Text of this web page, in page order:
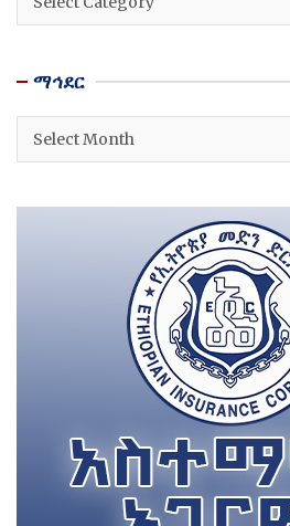
ማኅደር
ማኅደር